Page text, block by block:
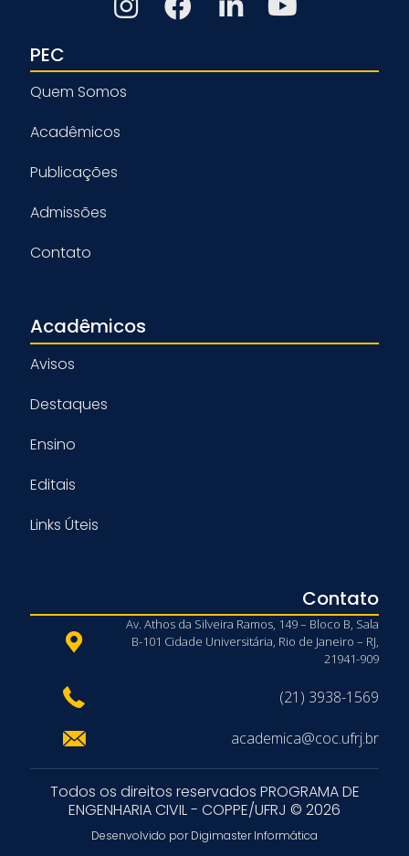
PEC
Quem Somos
Acadêmicos
Publicações
Admissões
Contato
Acadêmicos
Avisos
Destaques
Ensino
Editais
Links Úteis
Contato
Av. Athos da Silveira Ramos, 149 – Bloco B, Sala
B-101 Cidade Universitária, Rio de Janeiro – RJ,
21941-909
(21) 3938-1569
academica@coc.ufrj.br
Todos os direitos reservados PROGRAMA DE
ENGENHARIA CIVIL - COPPE/UFRJ © 2026
Desenvolvido por Digimaster Informática